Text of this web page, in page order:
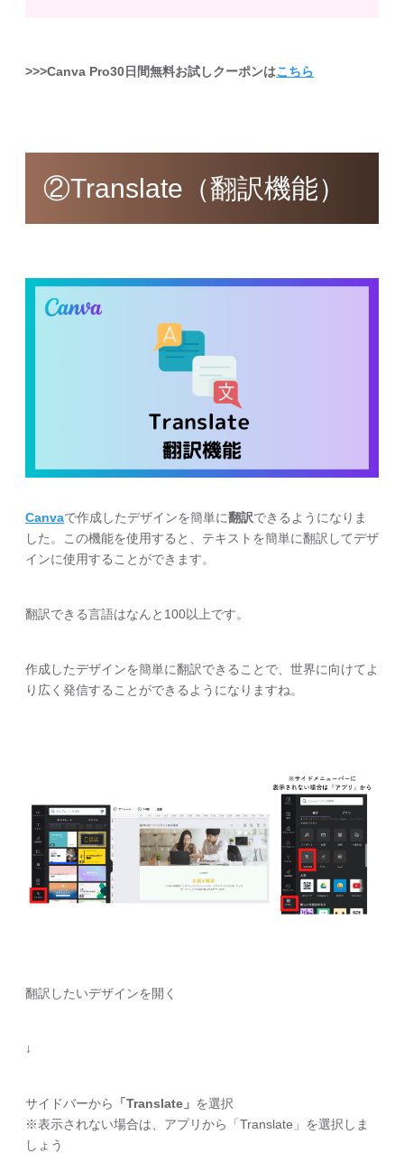
>>>Canva Pro30日間無料お試しクーポンはこちら
②Translate（翻訳機能）
Canvaで作成したデザインを簡単に翻訳できるようになりま
した。この機能を使用すると、テキストを簡単に翻訳してデザ
インに使用することができます。
翻訳できる言語はなんと100以上です。
作成したデザインを簡単に翻訳できることで、世界に向けてよ
り広く発信することができるようになりますね。
翻訳したいデザインを開く
↓
サイドバーから 「Translate」 を選択
※表示されない場合は、アプリから「Translate」を選択しま
しょう